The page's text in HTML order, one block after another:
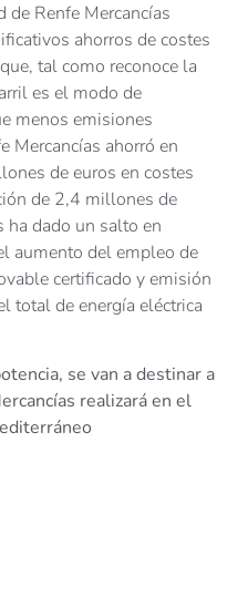
de Renfe Mercancías
ahorros de costes
tal como reconoce la
es el modo de
menos emisiones
Mercancías ahorró en
de euros en costes
de 2,4 millones de
ha dado un salto en
aumento del empleo de
certificado y emisión
total de energía eléctrica
se van a destinar a
realizará en el